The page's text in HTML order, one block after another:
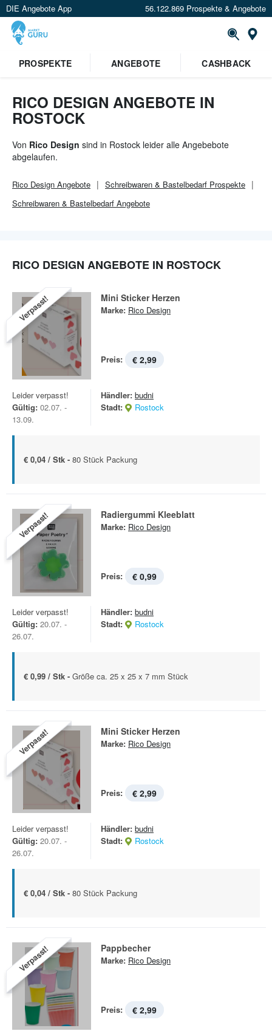
DIE Angebote App 56.122.869 Prospekte & Angebote
PROSPEKTE ANGEBOTE CASHBACK
RICO DESIGN ANGEBOTE IN
ROSTOCK
Von Rico Design sind in Rostock leider alle Angebebote
abgelaufen.
Rico Design Angebote Schreibwaren & Bastelbedarf Prospekte
Schreibwaren & Bastelbedarf Angebote
RICO DESIGN ANGEBOTE IN ROSTOCK
Verpasst! Mini Sticker Herzen
Marke: Rico Design
Preis: € 2,99
Leider verpasst!
Gültig: 02.07. -
13.09.
Händler: budni
Stadt:
Rostock
€ 0,04 / Stk - 80 Stück Packung
Verpasst! Radiergummi Kleeblatt
Marke: Rico Design
Preis: € 0,99
Leider verpasst!
Gültig: 20.07. -
26.07.
Händler: budni
Stadt:
Rostock
€ 0,99 / Stk - Größe ca. 25 x 25 x 7 mm Stück
Verpasst! Mini Sticker Herzen
Marke: Rico Design
Preis: € 2,99
Leider verpasst!
Gültig: 20.07. -
26.07.
Händler: budni
Stadt:
Rostock
€ 0,04 / Stk - 80 Stück Packung
Verpasst! Pappbecher
Marke: Rico Design
Preis: € 2,99